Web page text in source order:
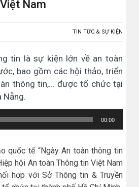
Nam
TIN TỨC & SỰ KIỆN
tin là sự kiện lớn về an toàn
bao gồm các hội thảo, triển
thông tin,… được tổ chức tại
Nẵng.
00:00
quốc tế “Ngày An toàn thông tin
hội An toàn Thông tin Việt Nam
hợp với Sở Thông tin & Truyền